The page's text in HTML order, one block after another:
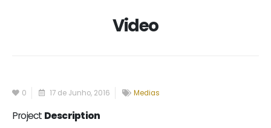
Video
0 17 de Junho, 2016 Medias
Project Description